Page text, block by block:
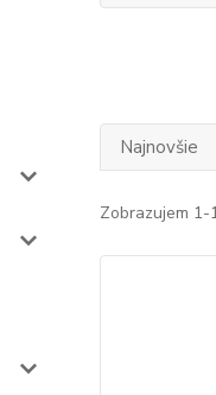
Najnovšie
Zobrazujem 1-